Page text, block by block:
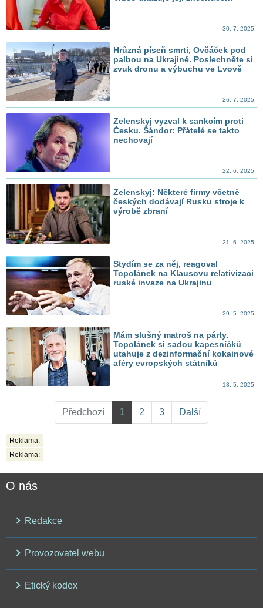
30. 7. 2025
Hrůzná píseň smrti, Ovčáček pod
palbou na Ukrajině. Poslechněte si
zvuk dronu a výbuchu ve Lvově
26. 7. 2025
Zelenskyj vyzval k sankcím proti
Česku. Šándor: Přátelé se takto
nechovají
22. 6. 2025
Zelenskyj: Některé firmy včetně
českých dodávají Rusku stroje k
výrobě zbraní
21. 6. 2025
Stydím se za něj, reagoval
Topolánek na Klausovu relativizaci
ruské invaze na Ukrajinu
29. 5. 2025
Mám slušný matroš na párty.
Topolánek si sadou kapesníčků
utahuje z dezinformační kokainové
aféry evropských státníků
13. 5. 2025
Předchozí 1 2 3 Další
Reklama:
Reklama:
O nás
Redakce
Provozovatel webu
Etický kodex